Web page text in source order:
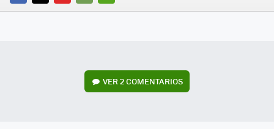
FACEBOOK
TWITTERFLIPBOARD
E-
WHATSAPP
VER2 COMENTARIOS